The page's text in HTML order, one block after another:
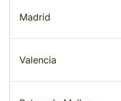
Madrid
Valencia